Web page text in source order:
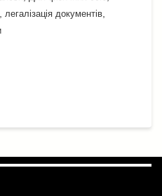
легалізація документів